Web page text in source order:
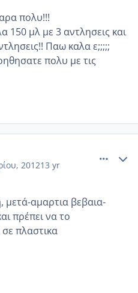
πολυ!!!
150 μλ με 3 αντλησεις και
Παω καλα ε;;;;;
πολυ με τις
201213 yr
αμαρτια βεβαια-
πρέπει να το
πλαστικα